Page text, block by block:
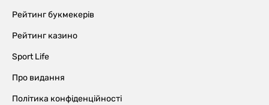
Рейтинг букмекерів
Рейтинг казино
Sport Life
Про видання
Політика конфіденційності